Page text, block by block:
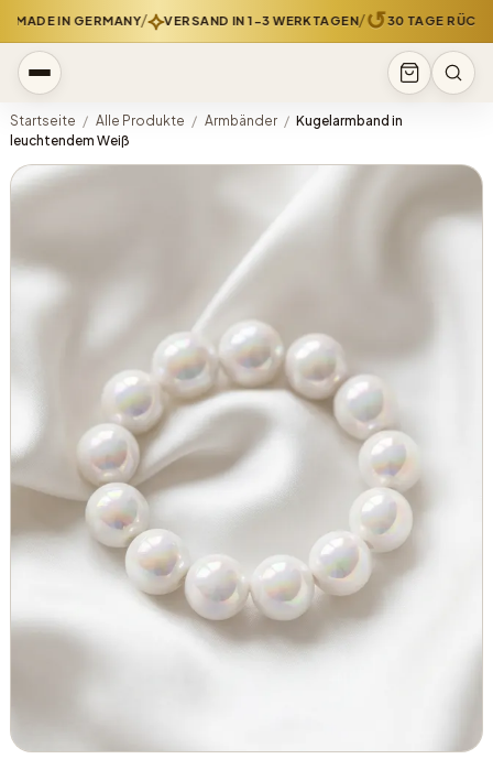
IN GERMANY/⟡VERSAND IN 1-3 WERKTAGEN/↺30 TAGE
Startseite / Alle Produkte / Armbänder / Kugelarmband in
leuchtendem Weiß